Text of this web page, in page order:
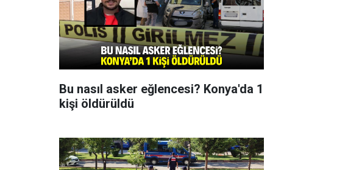
Bu nasıl asker eğlencesi? Konya'da 1
kişi öldürüldü